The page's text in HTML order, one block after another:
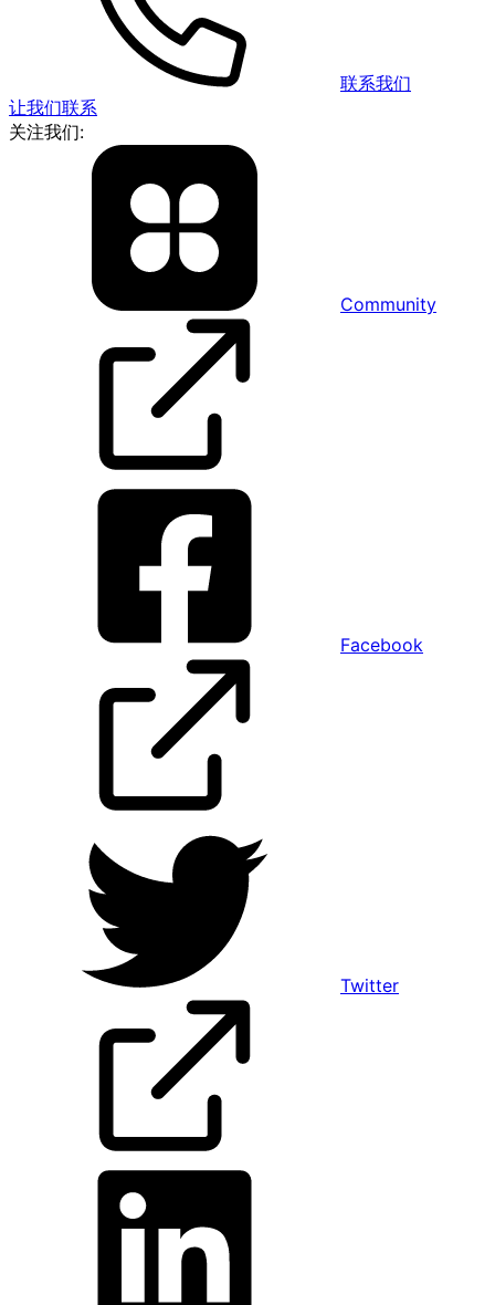
联系我们
让我们联系
关注我们:
Community
Facebook
Twitter